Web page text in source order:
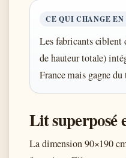
CE QUI CHANGE EN
Les fabricants ciblent
de hauteur totale)
France mais gagne
Lit superposé
La dimension 90×190